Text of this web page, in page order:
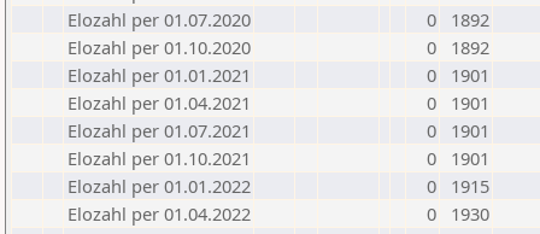
Elozahl per 01.07.2020
0
1892
Elozahl per 01.10.2020
0
1892
Elozahl per 01.01.2021
0
1901
Elozahl per 01.04.2021
0
1901
Elozahl per 01.07.2021
0
1901
Elozahl per 01.10.2021
0
1901
Elozahl per 01.01.2022
0
1915
Elozahl per 01.04.2022
0
1930